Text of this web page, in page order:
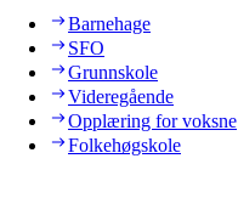
Barnehage
SFO
Grunnskole
Videregående
Opplæring for voksne
Folkehøgskole